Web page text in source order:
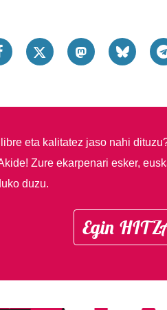
eta kalitatez jaso nahi
Zure ekarpenari esker,
duzu.
Egin